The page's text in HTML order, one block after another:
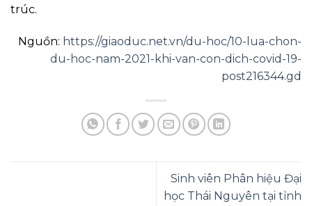
​​trúc.
Nguồn: https://giaoduc.net.vn/du-hoc/10-lua-chon-
du-hoc-nam-2021-khi-van-con-dich-covid-19-
post216344.gd
Sinh viên Phân hiệu Đại
học Thái Nguyên tại tỉnh